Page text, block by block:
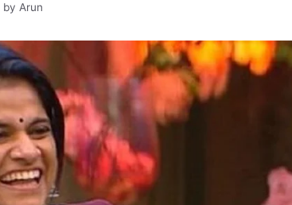
by Arun